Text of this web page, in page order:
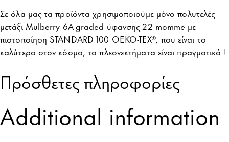
Σε όλα μας τα προϊόντα χρησιμοποιούμε μόνο πολυτελές
μετάξι Mulberry 6A graded ύφανσης 22 momme με
πιστοποίηση STANDARD 100 OEKO-TEX®, που είναι το
καλύτερο στον κόσμο, τα πλεονεκτήματα είναι πραγματικά !
Πρόσθετες πληροφορίες
Additional information